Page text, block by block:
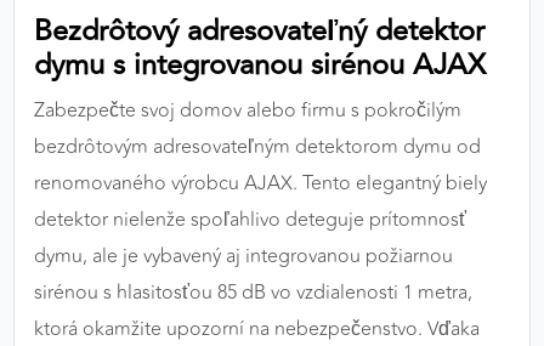
Bezdrôtový adresovateľný detektor
dymu s integrovanou sirénou AJAX
Zabezpečte svoj domov alebo firmu s pokročilým
bezdrôtovým adresovateľným detektorom dymu od
renomovaného výrobcu AJAX. Tento elegantný biely
detektor nielenže spoľahlivo deteguje prítomnosť
dymu, ale je vybavený aj integrovanou požiarnou
sirénou s hlasitosťou 85 dB vo vzdialenosti 1 metra,
ktorá okamžite upozorní na nebezpečenstvo. Vďaka
výkon a funkčnosť našich stránok.
Google Analytics
MARKETINGOVÉ COOKIES
Marketingové cookies sa používajú na sledovanie
správania používateľov naprieč webovými
stránkami. Umožňujú nám a našim partnerom